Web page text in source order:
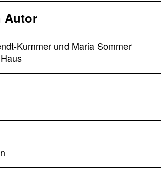
Autor
Kummer und Maria Sommer